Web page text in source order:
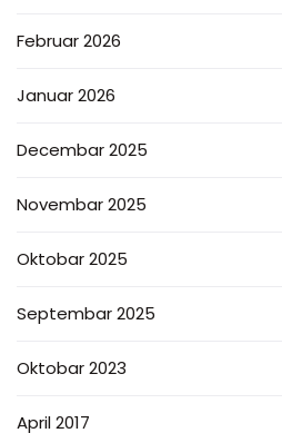
Februar 2026
Januar 2026
Decembar 2025
Novembar 2025
Oktobar 2025
Septembar 2025
Oktobar 2023
April 2017